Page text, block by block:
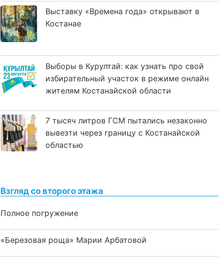
Выставку «Времена года» открывают в
Костанае
Выборы в Курултай: как узнать про свой
избирательный участок в режиме онлайн
жителям Костанайской области
7 тысяч литров ГСМ пытались незаконно
вывезти через границу с Костанайской
областью
Взгляд со второго этажа
Полное погружение
«Березовая роща» Марии Арбатовой